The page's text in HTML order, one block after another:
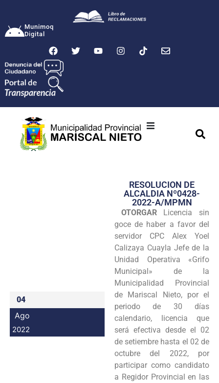
Munimoq
Digital
Transparencia
Seguridad
Programas
Intranet
04
Ago
2022
RESOLUCION DE
ALCALDIA Nº0428-
2022-A/MPMN
OTORGARLicencia sin
goce de haber a favor del
servidor CPC Alex Yoel
Calizaya Cuayla Jefe de la
Unidad Operativa «Grifo
Municipal» de la
Municipalidad Provincial
de Mariscal Nieto, por el
periodo de 30 días
calendario, licencia que
será efectiva desde el 02
de setiembre hasta el 02 de
octubre del 2022, por
participar como candidato
a Regidor Provincial en las